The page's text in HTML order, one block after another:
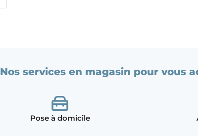
Nos services en magasin pour vous
Pose à domicile